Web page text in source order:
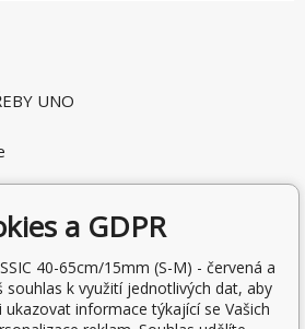
UNO
a GDPR
40-65cm/15mm (S-M) - červená a
k využití jednotlivých dat, aby
informace týkající se Vašich